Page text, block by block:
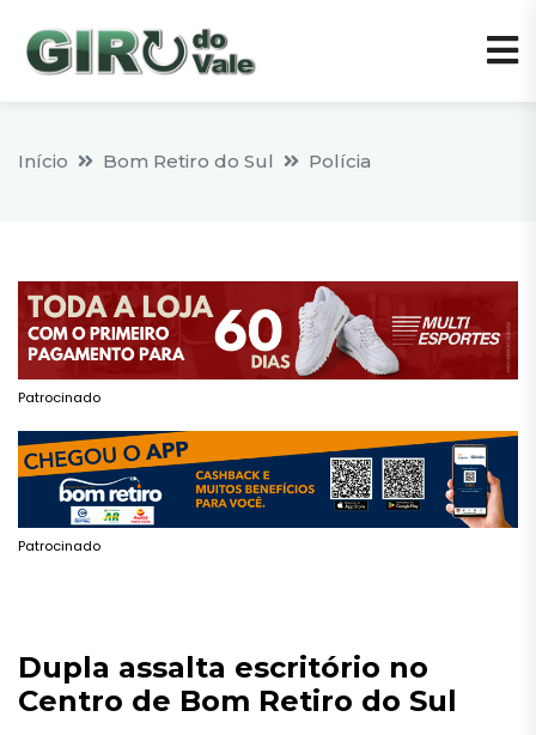
Início Bom Retiro do Sul Polícia
Patrocinado
Patrocinado
Dupla assalta escritório no
Centro de Bom Retiro do Sul